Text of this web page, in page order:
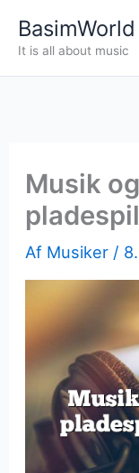
BasimWorld
It is all about music
Musik
Af Musiker /